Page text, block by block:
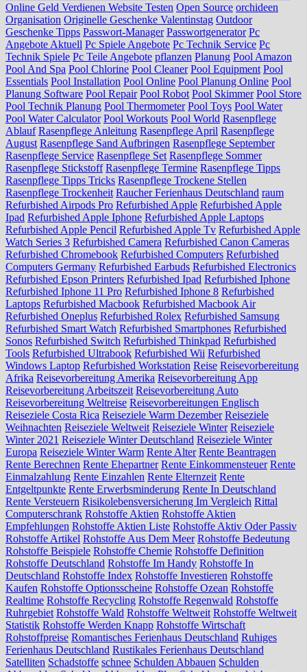
Online Geld Verdienen Website Testen Open Source orchideen
Organisation Originelle Geschenke Valentinstag Outdoor
Geschenke Tipps Passwort-Manager Passwortgenerator Pc
Angebote Aktuell Pc Spiele Angebote Pc Technik Service Pc
Technik Spiele Pc Teile Angebote pflanzen Planung Pool Amazon
Pool And Spa Pool Chlorine Pool Cleaner Pool Equipment Pool
Essentials Pool Installation Pool Online Pool Planung Online Pool
Planung Software Pool Repair Pool Robot Pool Skimmer Pool Store
Pool Technik Planung Pool Thermometer Pool Toys Pool Water
Pool Water Calculator Pool Workouts Pool World Rasenpflege
Ablauf Rasenpflege Anleitung Rasenpflege April Rasenpflege
August Rasenpflege Sand Aufbringen Rasenpflege September
Rasenpflege Service Rasenpflege Set Rasenpflege Sommer
Rasenpflege Stickstoff Rasenpflege Termine Rasenpflege Tipps
Rasenpflege Tipps Tricks Rasenpflege Trockene Stellen
Rasenpflege Trockenheit Raucher Ferienhaus Deutschland raum
Refurbished Airpods Pro Refurbished Apple Refurbished Apple
Ipad Refurbished Apple Iphone Refurbished Apple Laptops
Refurbished Apple Pencil Refurbished Apple Tv Refurbished Apple
Watch Series 3 Refurbished Camera Refurbished Canon Cameras
Refurbished Chromebook Refurbished Computers Refurbished
Computers Germany Refurbished Earbuds Refurbished Electronics
Refurbished Epson Printers Refurbished Ipad Refurbished Iphone
Refurbished Iphone 11 Pro Refurbished Iphone 8 Refurbished
Laptops Refurbished Macbook Refurbished Macbook Air
Refurbished Oneplus Refurbished Rolex Refurbished Samsung
Refurbished Smart Watch Refurbished Smartphones Refurbished
Sonos Refurbished Switch Refurbished Thinkpad Refurbished
Tools Refurbished Ultrabook Refurbished Wii Refurbished
Windows Laptop Refurbished Workstation Reise Reisevorbereitung
Afrika Reisevorbereitung Amerika Reisevorbereitung App
Reisevorbereitung Arbeitszeit Reisevorbereitung Auto
Reisevorbereitung Weltreise Reisevorbereitungen Englisch
Reiseziele Costa Rica Reiseziele Warm Dezember Reiseziele
Weihnachten Reiseziele Weltweit Reiseziele Winter Reiseziele
Winter 2021 Reiseziele Winter Deutschland Reiseziele Winter
Europa Reiseziele Winter Warm Rente Alter Rente Beantragen
Rente Berechnen Rente Ehepartner Rente Einkommensteuer Rente
Einmalzahlung Rente Einzahlen Rente Elternzeit Rente
Entgeltpunkte Rente Erwerbsminderung Rente In Deutschland
Rente Versteuern Risikolebensversicherung Im Vergleich Rittal
Computerschrank Rohstoffe Aktien Rohstoffe Aktien
Empfehlungen Rohstoffe Aktien Liste Rohstoffe Aktiv Oder Passiv
Rohstoffe Artikel Rohstoffe Aus Dem Meer Rohstoffe Bedeutung
Rohstoffe Beispiele Rohstoffe Chemie Rohstoffe Definition
Rohstoffe Deutschland Rohstoffe Im Handy Rohstoffe In
Deutschland Rohstoffe Index Rohstoffe Investieren Rohstoffe
Kaufen Rohstoffe Optionsscheine Rohstoffe Ozean Rohstoffe
Realtime Rohstoffe Recycling Rohstoffe Regenwald Rohstoffe
Ruhrgebiet Rohstoffe Wald Rohstoffe Weltweit Rohstoffe Weltweit
Statistik Rohstoffe Werden Knapp Rohstoffe Wirtschaft
Rohstoffpreise Romantisches Ferienhaus Deutschland Ruhiges
Ferienhaus Deutschland Rustikales Ferienhaus Deutschland
Satelliten Schadstoffe schnee Schulden Abbauen Schulden